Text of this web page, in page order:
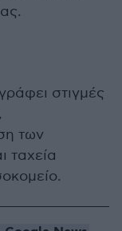
στιγμές
των
ταχεία